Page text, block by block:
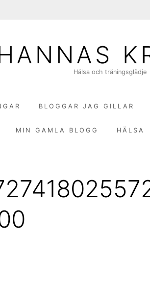
Hälsa och träningsglädje
BLOGGAR JAG GILLAR
MIN GAMLA BLOGG HÄLSA